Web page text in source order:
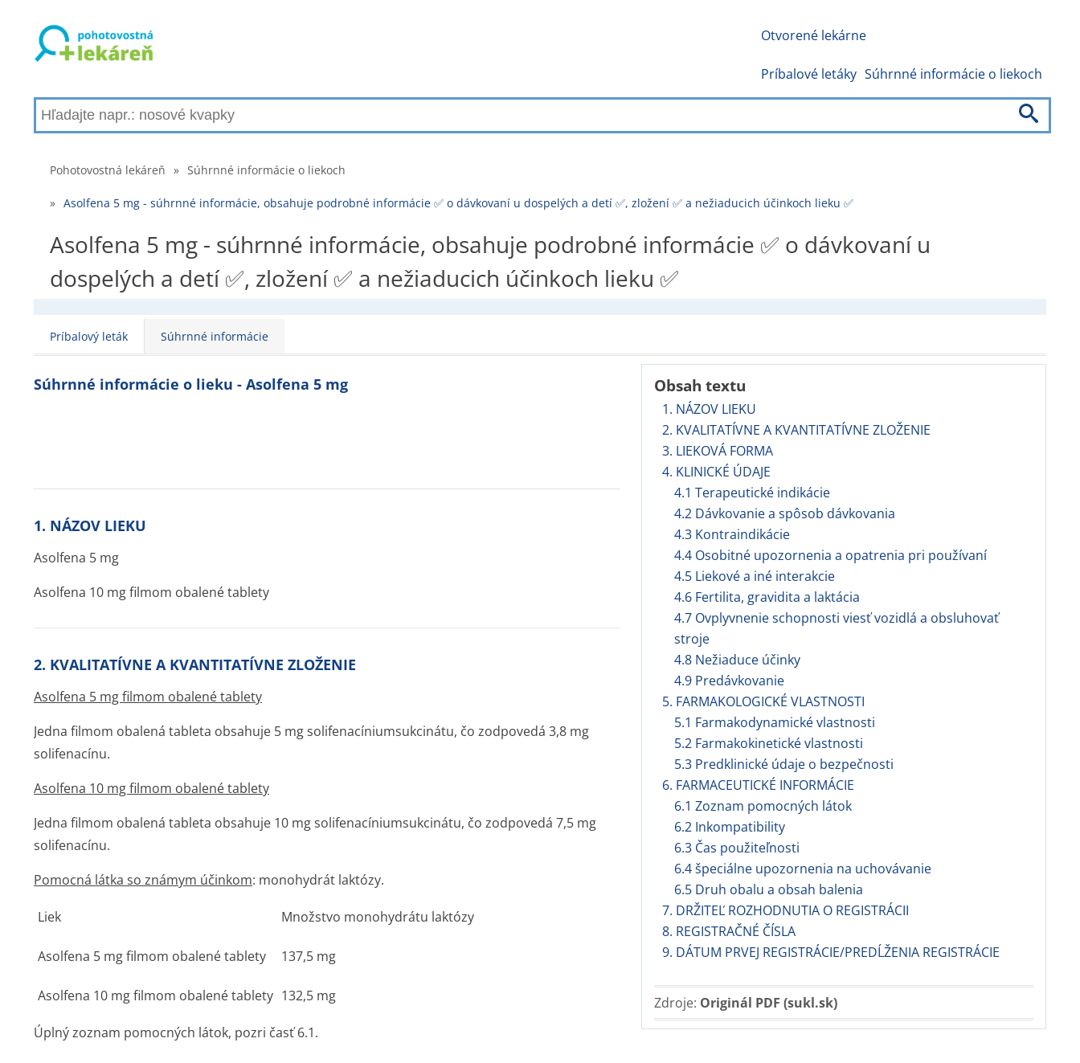
Otvorené lekárne
Príbalové letáky Súhrnné informácie o liekoch
Pohotovostná lekáreň » Súhrnné informácie o liekoch
» Asolfena 5 mg - súhrnné informácie, obsahuje podrobné informácie ✅ o dávkovaní u dospelých a detí ✅, zložení ✅ a nežiaducich účinkoch lieku ✅
Asolfena 5 mg - súhrnné informácie, obsahuje podrobné informácie ✅ o dávkovaní u
dospelých a detí ✅, zložení ✅ a nežiaducich účinkoch lieku ✅
Príbalový leták Súhrnné informácie
Obsah textu
1. NÁZOV LIEKU
2. KVALITATÍVNE A KVANTITATÍVNE ZLOŽENIE
3. LIEKOVÁ FORMA
4. KLINICKÉ ÚDAJE
4.1 Terapeutické indikácie
4.2 Dávkovanie a spôsob dávkovania
4.3 Kontraindikácie
4.4 Osobitné upozornenia a opatrenia pri používaní
4.5 Liekové a iné interakcie
4.6 Fertilita, gravidita a laktácia
4.7 Ovplyvnenie schopnosti viesť vozidlá a obsluhovať
stroje
4.8 Nežiaduce účinky
4.9 Predávkovanie
5. FARMAKOLOGICKÉ VLASTNOSTI
5.1 Farmakodynamické vlastnosti
5.2 Farmakokinetické vlastnosti
5.3 Predklinické údaje o bezpečnosti
6. FARMACEUTICKÉ INFORMÁCIE
6.1 Zoznam pomocných látok
6.2 Inkompatibility
6.3 Čas použiteľnosti
6.4 špeciálne upozornenia na uchovávanie
6.5 Druh obalu a obsah balenia
7. DRŽITEĽ ROZHODNUTIA O REGISTRÁCII
8. REGISTRAČNÉ ČÍSLA
9. DÁTUM PRVEJ REGISTRÁCIE/PREDĹŽENIA REGISTRÁCIE
Zdroje: Originál PDF (sukl.sk)
Súhrnné informácie o lieku - Asolfena 5 mg
1. NÁZOV LIEKU
Asolfena 5 mg
Asolfena 10 mg filmom obalené tablety
2. KVALITATÍVNE A KVANTITATÍVNE ZLOŽENIE
Asolfena 5 mg filmom obalené tablety
Jedna filmom obalená tableta obsahuje 5 mg solifenacínium­sukcinátu, čo zodpovedá 3,8 mg
solifenacínu.
Asolfena 10 mg filmom obalené tablety
Jedna filmom obalená tableta obsahuje 10 mg solifenacínium­sukcinátu, čo zodpovedá 7,5 mg
solifenacínu.
Pomocná látka so známym účinkom: monohydrát laktózy.
Liek Množstvo monohydrátu laktózy
Asolfena 5 mg filmom obalené tablety 137,5 mg
Asolfena 10 mg filmom obalené tablety 132,5 mg
Úplný zoznam pomocných látok, pozri časť 6.1.